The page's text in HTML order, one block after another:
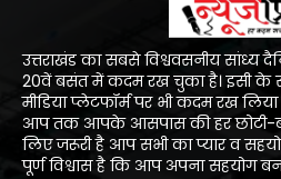
उत्तराखंड का सबसे विश्ववसनीय सांध्य
20वें बसंत में कदम रख चुका है। इसी के
मीडिया प्लेटफॉर्म पर भी कदम रख
आप तक आपके आसपास की हर छोटी-
लिए जरूरी है आप सभी का प्यार व
पूर्ण विश्वास है कि आप अपना सहयोग